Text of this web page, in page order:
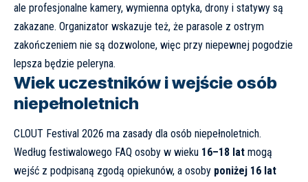
ale profesjonalne kamery, wymienna optyka, drony i statywy są
zakazane. Organizator wskazuje też, że parasole z ostrym
zakończeniem nie są dozwolone, więc przy niepewnej pogodzie
lepsza będzie peleryna.
Wiek uczestników i wejście osób
niepełnoletnich
CLOUT Festival 2026 ma zasady dla osób niepełnoletnich.
Według festiwalowego FAQ osoby w wieku 16–18 lat mogą
wejść z podpisaną zgodą opiekunów, a osoby poniżej 16 lat